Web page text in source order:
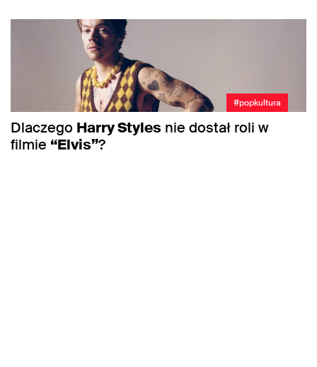
#popkultura
Dlaczego Harry Styles nie dostał roli w
filmie “Elvis”?